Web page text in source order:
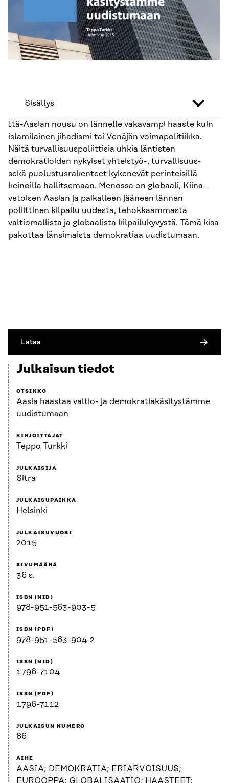
Sisällys
Itä-Aasian nousu on lännelle vakavampi haaste kuin
islamilainen jihadismi tai Venäjän voimapolitiikka.
Näitä turvallisuuspoliittisia uhkia läntisten
demokratioiden nykyiset yhteistyö-, turvallisuus-
sekä puolustusrakenteet kykenevät perinteisillä
keinoilla hallitsemaan. Menossa on globaali, Kiina-
vetoisen Aasian ja paikalleen jääneen lännen
poliittinen kilpailu uudesta, tehokkaammasta
valtiomallista ja globaalista kilpailukyvystä. Tämä kisa
pakottaa länsimaista demokratiaa uudistumaan.
Lataa
Julkaisun tiedot
OTSIKKO
Aasia haastaa valtio- ja demokratiakäsitystämme
uudistumaan
KIRJOITTAJAT
Teppo Turkki
JULKAISIJA
Sitra
JULKAISUPAIKKA
Helsinki
JULKAISUVUOSI
2015
SIVUMÄÄRÄ
36 s.
ISBN (NID)
978-951-563-903-5
ISBN (PDF)
978-951-563-904-2
ISSN (NID)
1796-7104
ISSN (PDF)
1796-7112
JULKAISUN NUMERO
86
AIHE
AASIA; DEMOKRATIA; ERIARVOISUUS;
EUROOPPA; GLOBALISAATIO; HAASTEET;